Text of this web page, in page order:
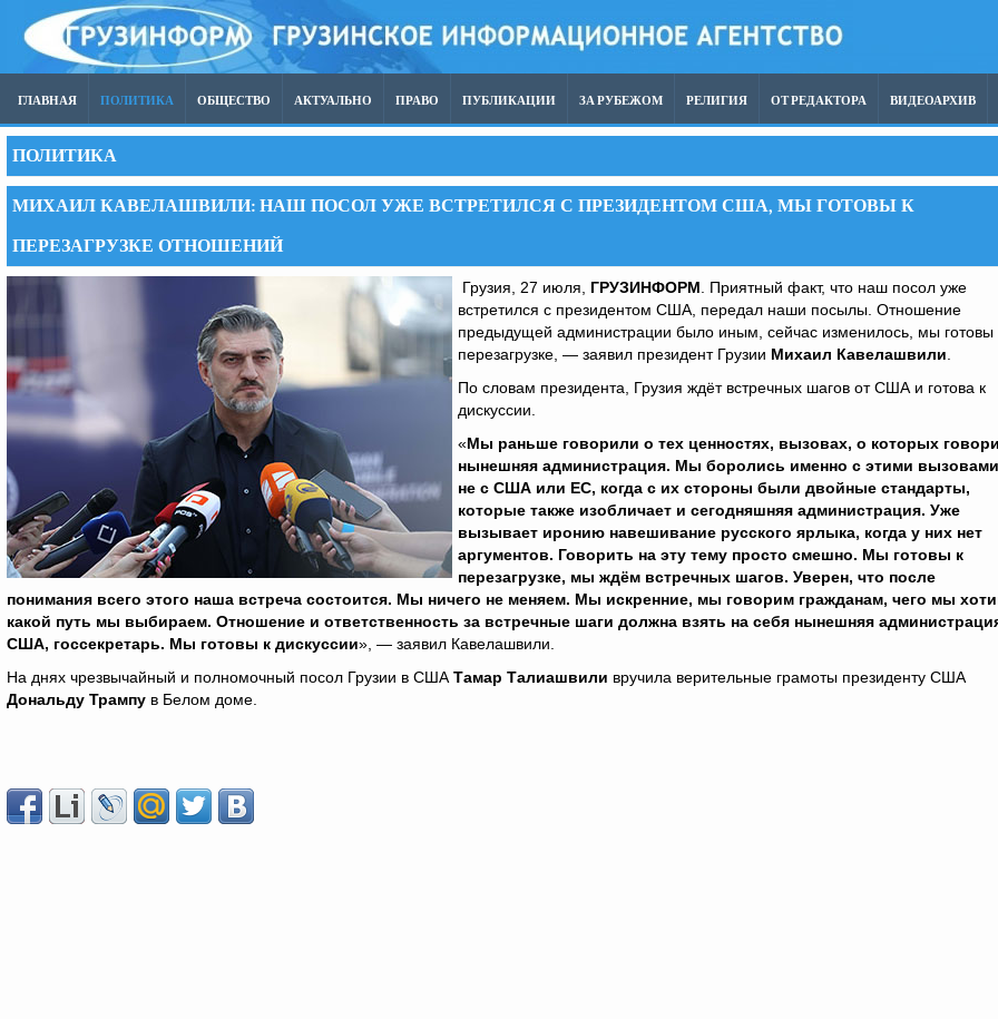
ГЛАВНАЯ ПОЛИТИКА ОБЩЕСТВО АКТУАЛЬНО ПРАВО ПУБЛИКАЦИИ ЗА РУБЕЖОМ РЕЛИГИЯ ОТ РЕДАКТОРА ВИДЕОАРХИВ
ПОЛИТИКА
МИХАИЛ КАВЕЛАШВИЛИ: НАШ ПОСОЛ УЖЕ ВСТРЕТИЛСЯ С ПРЕЗИДЕНТОМ США, МЫ ГОТОВЫ К
ПЕРЕЗАГРУЗКЕ ОТНОШЕНИЙ
Грузия, 27 июля, ГРУЗИНФОРМ . Приятный факт, что наш посол уже
встретился с президентом США, передал наши посылы. Отношение
предыдущей администрации было иным, сейчас изменилось, мы готовы
перезагрузке, — заявил президент Грузии Михаил Кавелашвили
По словам президента, Грузия ждёт встречных шагов от США и готова к
дискуссии.
«Мы раньше говорили о тех ценностях, вызовах, о которых
нынешняя администрация. Мы боролись именно с этими
не с США или ЕС, когда с их стороны были двойные стандарты,
которые также изобличает и сегодняшняя администрация. Уже
вызывает иронию навешивание русского ярлыка, когда у них нет
аргументов. Говорить на эту тему просто смешно. Мы готовы к
перезагрузке, мы ждём встречных шагов. Уверен, что после
понимания всего этого наша встреча состоится. Мы ничего не меняем. Мы искренние, мы говорим гражданам, чего мы
какой путь мы выбираем. Отношение и ответственность за встречные шаги должна взять на себя нынешняя
США, госсекретарь. Мы готовы к дискуссии», — заявил Кавелашвили.
На днях чрезвычайный и полномочный посол Грузии в США Тамар Талиашвили вручила верительные грамоты президенту США
Дональду Трампу в Белом доме.